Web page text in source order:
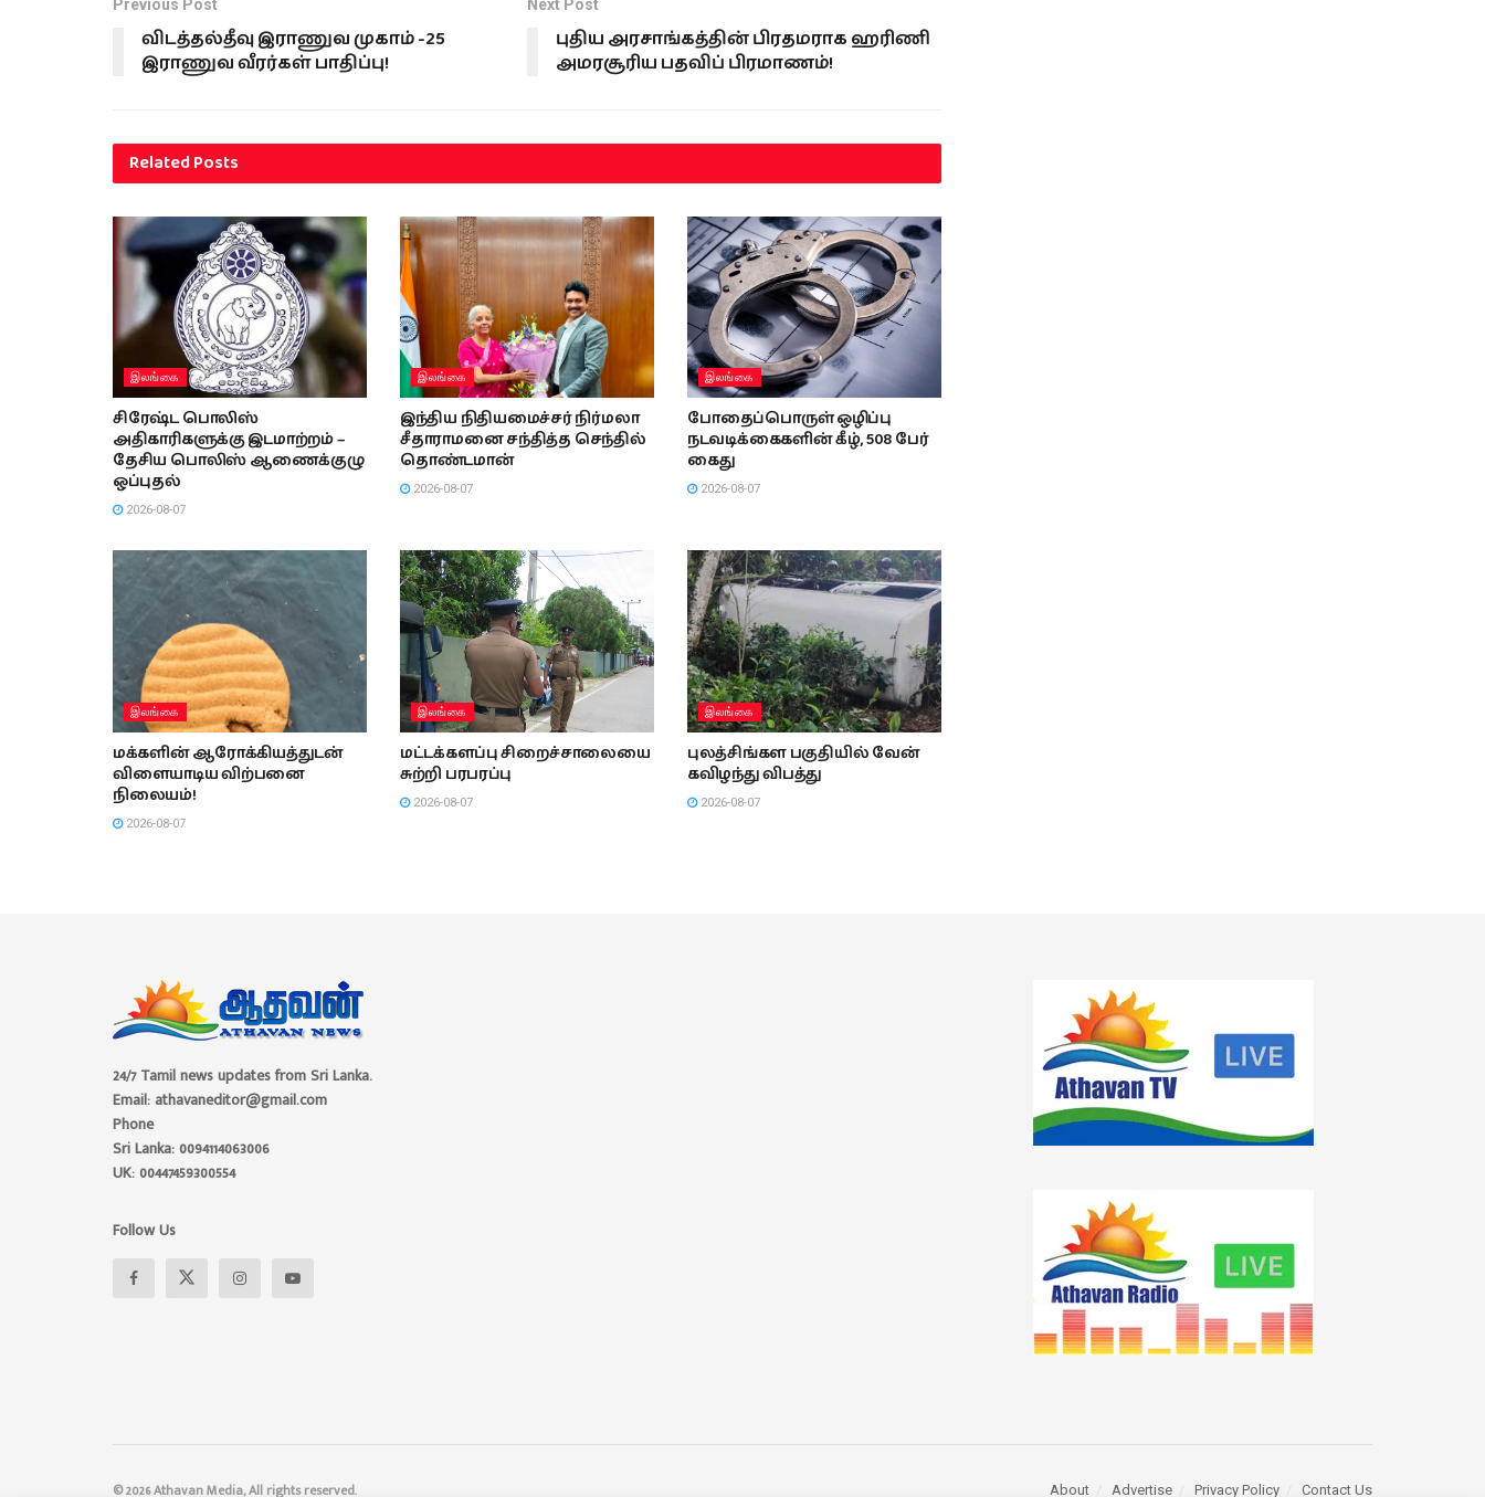
Previous Post
விடத்தல்தீவு இராணுவ முகாம் -25
இராணுவ வீரர்கள் பாதிப்பு!
Next Post
புதிய அரசாங்கத்தின் பிரதமராக ஹரிணி
அமரசூரிய பதவிப் பிரமாணம்!
RelatedPosts
இலங்கை
சிரேஷ்ட பொலிஸ்
அதிகாரிகளுக்கு இடமாற்றம் –
தேசிய பொலிஸ் ஆணைக்குழு
ஒப்புதல்
2026-08-07
இலங்கை
இந்திய நிதியமைச்சர் நிர்மலா
சீதாராமனை சந்தித்த செந்தில்
தொண்டமான்
2026-08-07
இலங்கை
போதைப்பொருள் ஒழிப்பு
நடவடிக்கைகளின் கீழ், 508 பேர்
கைது
2026-08-07
இலங்கை
மக்களின் ஆரோக்கியத்துடன்
விளையாடிய விற்பனை
நிலையம்!
2026-08-07
இலங்கை
மட்டக்களப்பு சிறைச்சாலையை
சுற்றி பரபரப்பு
2026-08-07
இலங்கை
புலத்சிங்கள பகுதியில் வேன்
கவிழந்து விபத்து
2026-08-07
24/7 Tamil news updates from Sri Lanka.
Email: athavaneditor@gmail.com
Phone
Sri Lanka: 0094114063006
UK: 00447459300554
Follow Us
About Advertise Privacy Policy Contact Us
© 2026 Athavan Media, All rights reserved.